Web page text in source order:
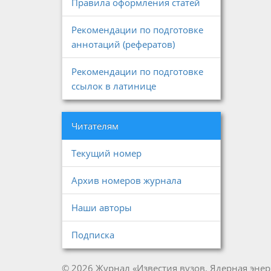
Правила оформления статей
Рекомендации по подготовке
аннотаций (рефератов)
Рекомендации по подготовке
ссылок в латинице
Читателям
Текущий номер
Архив номеров журнала
Наши авторы
Подписка
© 2026 Журнал «Известия вузов. Ядерная